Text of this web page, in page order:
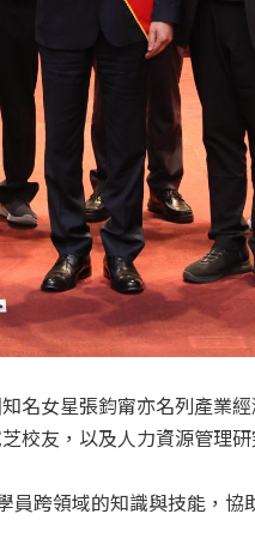
名女星張鈞甯亦名列產業
校友，以及人力資源管理研
員跨領域的知識與技能，協